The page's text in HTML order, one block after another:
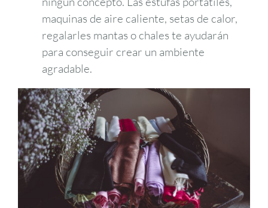
maquinas de aire caliente, setas de calor,
regalarles mantas o chales te ayudarán
para conseguir crear un ambiente
agradable.